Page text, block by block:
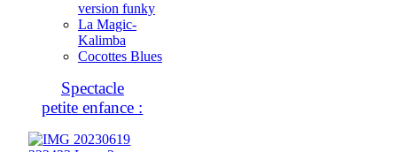
version funky
La Magic-
Kalimba
Cocottes Blues
Spectacle
petite enfance :